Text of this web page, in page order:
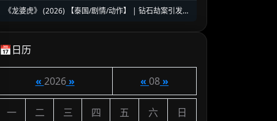
《龙婆虎》 (2026) 【泰国/剧情/动作】 | 钻石劫案引发的
📅日历
« 2026» « 08»
一 二 三 四 五 六 日